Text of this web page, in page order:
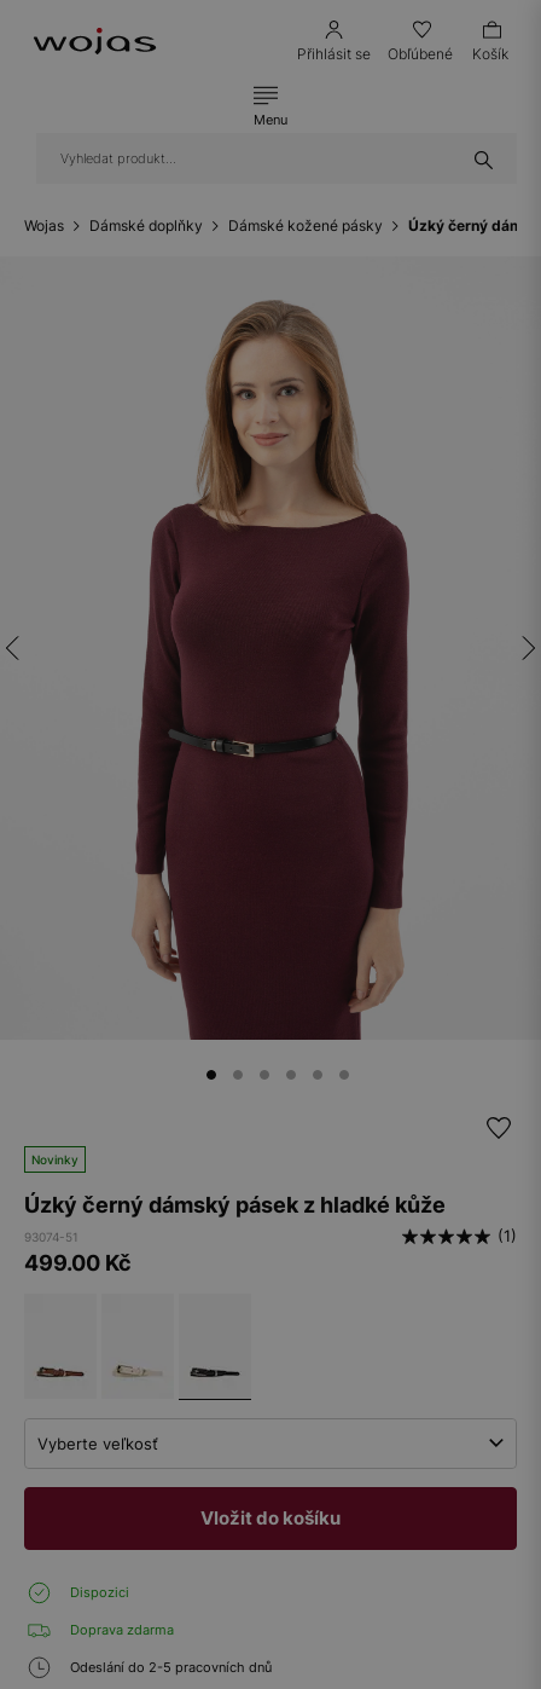
Přihlásit se Obľúbené Košík
Menu
Wojas Dámské doplňky Dámské kožené pásky Úzký černý
Novinky
Úzký černý dámský pásek z hladké kůže
93074-51 (1)
499.00 Kč
Vyberte veľkosť
Vložit do košíku
Dispozici
Doprava zdarma
Odeslání do 2-5 pracovních dnů